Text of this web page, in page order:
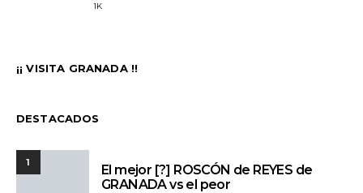
1K
¡¡ VISITA GRANADA !!
DESTACADOS
1
El mejor [?] ROSCÓN de REYES de
GRANADA vs el peor